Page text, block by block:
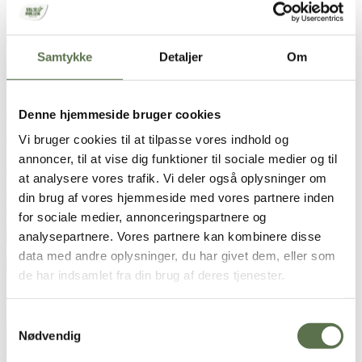
Samtykke Detaljer Om
Denne hjemmeside bruger cookies
Vi bruger cookies til at tilpasse vores indhold og
annoncer, til at vise dig funktioner til sociale medier og til
at analysere vores trafik. Vi deler også oplysninger om
din brug af vores hjemmeside med vores partnere inden
for sociale medier, annonceringspartnere og
analysepartnere. Vores partnere kan kombinere disse
data med andre oplysninger, du har givet dem, eller som
de har indsamlet fra din brug af deres tjenester.
Nødvendig
40 gValsemøllen økologiske chiafrø
Valsemøllen økologiske hørfrø
40 gValsemøllen økologiske solsikkekerner
500 g vand
Boller
25 g gær
40 g sukker
10 g salt
Valsemøllen Økologisk Dansk Hvedemel
Brugt i opskriften
Økologiske Havregryn,
grovvalsede
Økologisk Dansk Hvedemel